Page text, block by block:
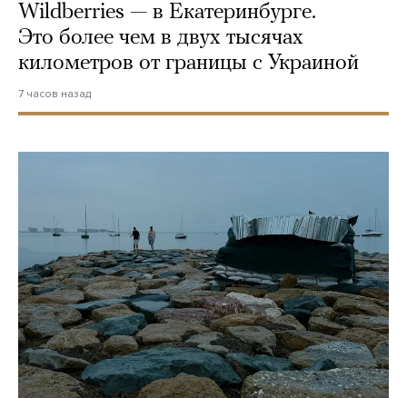
Wildberries — в Екатеринбурге.
Это более чем в двух тысячах
километров от границы с Украиной
7 часов назад